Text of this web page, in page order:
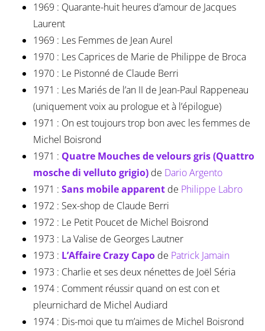
1969 : Quarante-huit heures d’amour de Jacques
Laurent
1969 : Les Femmes de Jean Aurel
1970 : Les Caprices de Marie de Philippe de Broca
1970 : Le Pistonné de Claude Berri
1971 : Les Mariés de l’an II de Jean-Paul Rappeneau
(uniquement voix au prologue et à l’épilogue)
1971 : On est toujours trop bon avec les femmes de
Michel Boisrond
1971 : Quatre Mouches de velours gris (Quattro
mosche di velluto grigio) de Dario Argento
1971 : Sans mobile apparentde Philippe Labro
1972 : Sex-shop de Claude Berri
1972 : Le Petit Poucet de Michel Boisrond
1973 : La Valise de Georges Lautner
1973 : L’Affaire Crazy Capode Patrick Jamain
1973 : Charlie et ses deux nénettes de Joël Séria
1974 : Comment réussir quand on est con et
pleurnichard de Michel Audiard
1974 : Dis-moi que tu m’aimes de Michel Boisrond